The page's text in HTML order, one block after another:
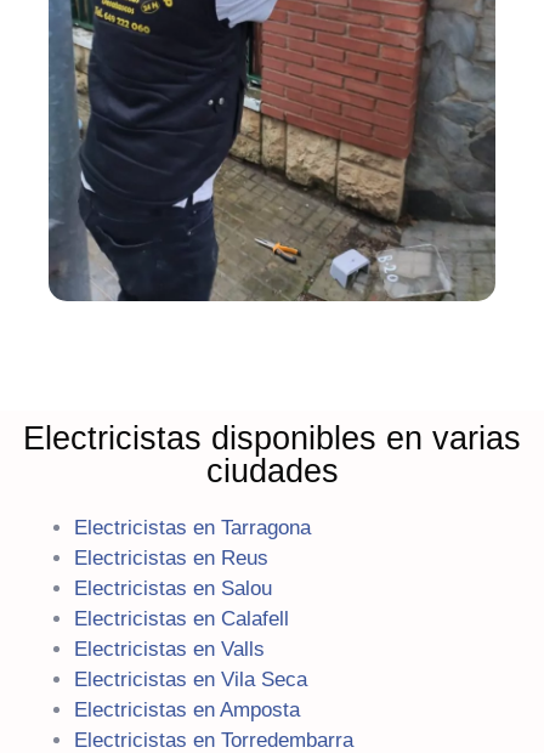
Electricistas disponibles en varias
ciudades
Electricistas en Tarragona
Electricistas en Reus
Electricistas en Salou
Electricistas en Calafell
Electricistas en Valls
Electricistas en Vila Seca
Electricistas en Amposta
Electricistas en Torredembarra